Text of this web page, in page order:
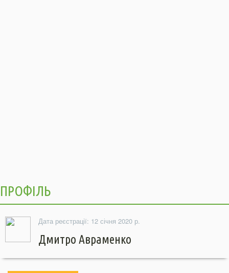
ПРОФІЛЬ
Дата реєстрації: 12 січня 2020 р.
Дмитро Авраменко